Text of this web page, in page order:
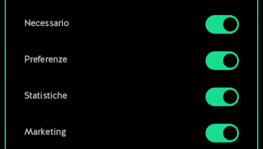
Tutti i dettagli su come utilizziamo i cookie e su
disponibili nel menu "Impostazioni" qui sotto.
delNecessario
Preferenze
Statistiche
Marketing
Esplora i mazzi della community